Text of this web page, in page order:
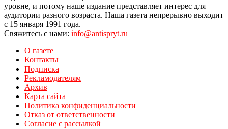
уровне, и потому наше издание представляет интерес для
аудитории разного возраста. Наша газета непрерывно выходит
с 15 января 1991 года.
Свяжитесь с нами: info@antispryt.ru
О газете
Контакты
Подписка
Рекламодателям
Архив
Карта сайта
Политика конфиденциальности
Отказ от ответственности
Согласие с рассылкой